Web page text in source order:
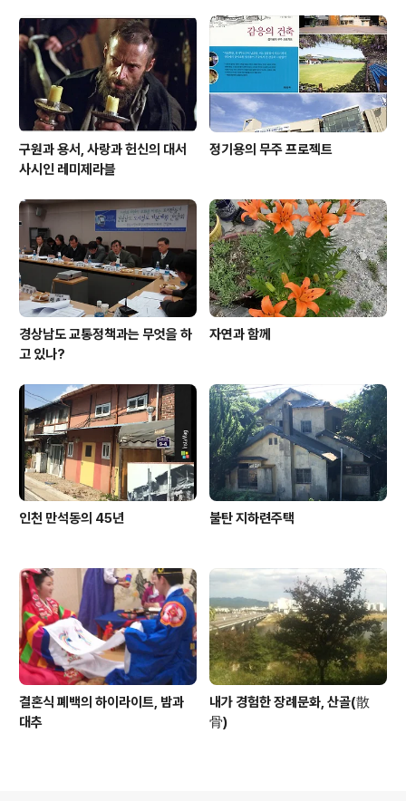
의 유명한 아동병원인 그레이트 오먼드 스트리트 병원(GO
SH)과 무상의료 제도인 NHS(National Health Servic
e)를 형상화한 공연에는 실제 간호사들이 무용수로 출연했
다. 평범한 영국 가정의 ..
구원과 용서, 사랑과 헌신의 대서
사시인 레미제라블
정기용의 무주 프로젝트
경상남도 교통정책과는 무엇을 하
고 있나?
자연과 함께
인천 만석동의 45년 불탄 지하련주택
결혼식 폐백의 하이라이트, 밤과
대추
내가 경험한 장례문화, 산골(散
骨)